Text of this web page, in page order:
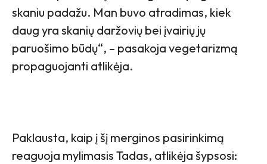
skaniu padažu. Man buvo atradimas, kiek
daug yra skanių daržovių bei įvairių jų
paruošimo būdų“, – pasakoja vegetarizmą
propaguojanti atlikėja.
Paklausta, kaip į šį merginos pasirinkimą
reaguoja mylimasis Tadas, atlikėja šypsosi: